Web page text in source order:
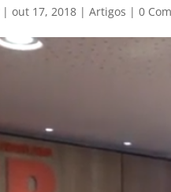
|out 17, 2018 |Artigos |0